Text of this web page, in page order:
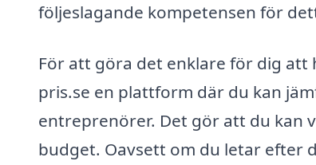
följeslagande kompetensen för
För att göra det enklare för dig
pris.se en plattform där du kan
entreprenörer. Det gör att du kan
budget. Oavsett om du letar efter